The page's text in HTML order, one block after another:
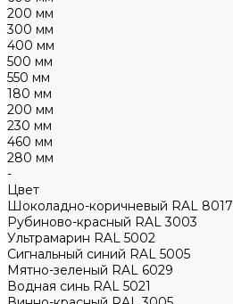
200 мм
300 мм
400 мм
500 мм
550 мм
180 мм
200 мм
230 мм
460 мм
280 мм
-
Цвет
Шоколадно-коричневый RAL 8017
Рубиново-красный RAL 3003
Ультрамарин RAL 5002
Сигнальный синий RAL 5005
Мятно-зеленый RAL 6029
Водная синь RAL 5021